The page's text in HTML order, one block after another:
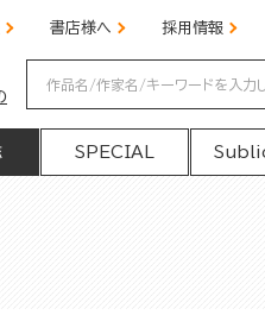
書店様へ 採用情報
SPECIAL